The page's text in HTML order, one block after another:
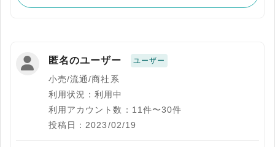
匿名のユーザー ユーザー
小売/流通/商社系
利用状況：利用中
利用アカウント数：11件〜30件
投稿日：2023/02/19